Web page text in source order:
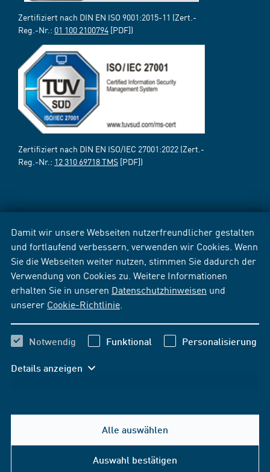
Damit wir unsere Webseiten nutzerfreundlicher gestalten
und fortlaufend verbessern, verwenden wir Cookies. Wenn
Sie die Webseiten weiter nutzen, stimmen Sie dadurch der
Verwendung von Cookies zu. Weitere Informationen
erhalten Sie in unseren Datenschutzhinweisen und
unserer Cookie-Richtlinie
Notwendig Funktional Personalisierung
Details anzeigen
Alle auswählen
Auswahl bestätigen
Zertifiziert nach DIN EN ISO 9001:2015-11 (Zert.-
Reg.-Nr.: 01 100 2100794 [PDF])
Zertifiziert nach DIN EN ISO/IEC 27001:2022 (Zert.-
Reg.-Nr.: 12 310 69718 TMS [PDF])